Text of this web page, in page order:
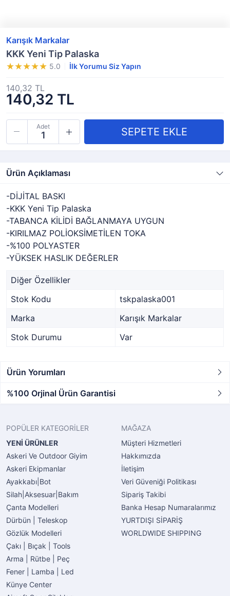
Karışık Markalar
KKK Yeni Tip Palaska
5.0 İlk Yorumu Siz Yapın
140,32 TL
140,32 TL
Adet
Ürün Açıklaması
-DİJİTAL BASKI
-KKK Yeni Tip Palaska
-TABANCA KİLİDİ BAĞLANMAYA UYGUN
-KIRILMAZ POLİOKSİMETİLEN TOKA
-%100 POLYASTER
-YÜKSEK HASLIK DEĞERLER
Diğer Özellikler
Stok Kodu
tskpalaska001
Marka
Karışık Markalar
Stok Durumu
Var
Ürün Yorumları
%100 Orjinal Ürün Garantisi
POPÜLER KATEGORİLER
YENİ ÜRÜNLER
Askeri Ve Outdoor Giyim
Askeri Ekipmanlar
Ayakkabı|Bot
Silah|Aksesuar|Bakım
Çanta Modelleri
Dürbün | Teleskop
Gözlük Modelleri
Çakı | Bıçak | Tools
Arma | Rütbe | Peç
Fener | Lamba | Led
Künye Center
MAĞAZA
Müşteri Hizmetleri
Hakkımızda
İletişim
Veri Güveniği Politikası
Sipariş Takibi
Banka Hesap Numaralarımız
YURTDIŞI SİPARİŞ
WORLDWIDE SHIPPING